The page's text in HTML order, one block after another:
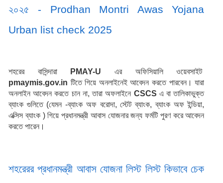
২০২৫ - Prodhan Montri Awas Yojana
Urban list check 2025
শহরের বাসিন্দারা PMAY-U
pmaymis.gov.in টিতে গিয়ে অনলাইনেই আবেদন করতে পারবেন। যারা
অনলাইন আবেদন করতে চান না, তারা অফলাইনে CSCS এ বা তালিকাভুক্ত
ব্যাংক গুলিতে (যেমন -ব্যাংক অফ বরোদা, স্টেট ব্যাংক, ব্যাংক অফ ইন্ডিয়া,
এক্সিস ব্যাংক ) গিয়ে প্রধানমন্ত্রী আবাস যোজনার জন্য ফর্মটি পুরণ করে আবেদন
করতে পারেন।
শহরেরর প্রধানমন্ত্রী আবাস যোজনা লিস্ট লিস্ট কিভাবে চেক